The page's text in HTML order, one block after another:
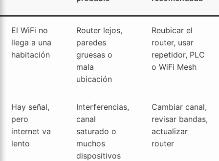
El WiFi no
llega a una
habitación
Router lejos,
paredes
gruesas o
mala
ubicación
Reubicar el
router, usar
repetidor, PLC
o WiFi Mesh
Hay señal,
pero
internet va
lento
Interferencias,
canal
saturado o
muchos
dispositivos
Cambiar canal,
revisar bandas,
actualizar
router